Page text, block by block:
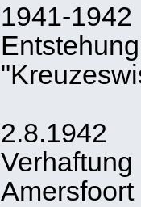
1941-1942
2.8.1942
Amersfoort